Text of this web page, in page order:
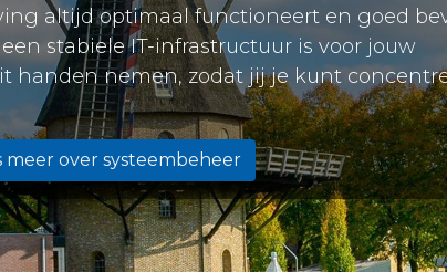
altijd optimaal functioneert en goed
stabiele IT-infrastructuur is voor jouw
handen nemen, zodat jij je kunt
meer over systeembeheer